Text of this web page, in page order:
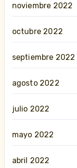
noviembre 2022
octubre 2022
septiembre 2022
agosto 2022
julio 2022
mayo 2022
abril 2022